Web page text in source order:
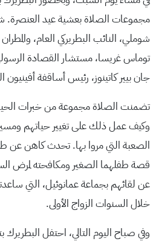
مجموعات الصلاة بعشية عيد العنصرة.
شوملي، النائب البطريركي العام،
توماس غريسا، مستشار القصادة
جان بيير كاتينوز، رئيس أساقفة
تضمنت الصلاة مجموعة من خبرات
وكيف عمل ذلك على تغيير حياتهم
الصعبة التي مروا بها. تحدث كاهن عن
قصة طفلهما الصغير ومكافحته لمرض
عن لقائهم بجماعة عمانوئيل، التي
خلال السنوات الزواج الأولى.
وفي صباح اليوم التالي، احتفل